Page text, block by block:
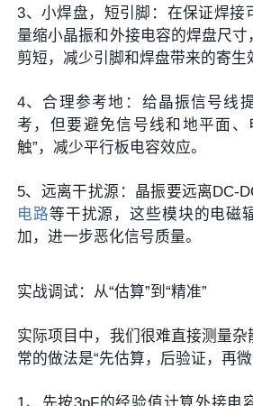
3、小焊盘，短引脚‌：在保证焊接
量缩小晶振和外接电容的焊盘尺
剪短，减少引脚和焊盘带来的寄生
4、合理参考地‌：给晶振信号线
考，但要避免信号线和地平面、
触”，减少平行板电容效应。
5、远离干扰源‌：晶振要远离DC-
电路等干扰源，这些模块的电磁
加，进一步恶化信号质量。
实战调试：从“估算”到“精准”
实际项目中，我们很难直接测量
常的做法是“先估算，后验证，再微
1、先按3pF的经验值计算外接电